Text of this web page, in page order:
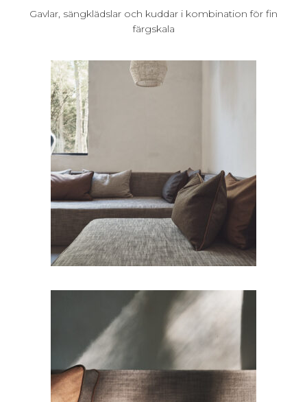
Gavlar, sängklädslar och kuddar i kombination för fin
färgskala